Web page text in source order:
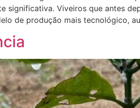
significativa. Viveiros que antes
de produção mais tecnológico,